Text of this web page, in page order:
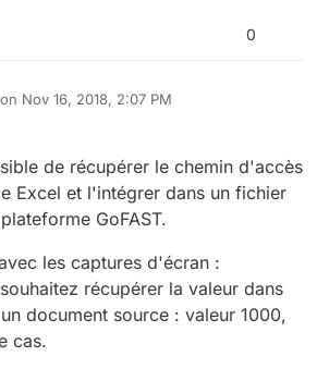
0
Nov 16, 2018, 2:07 PM
by yyevtykhovaNov 16, 2018, 3:12 PM
de récupérer le chemin d'accès
Excel et l'intégrer dans un fichier
GoFAST.
les captures d'écran :
récupérer la valeur dans
document source : valeur 1000,
cas.